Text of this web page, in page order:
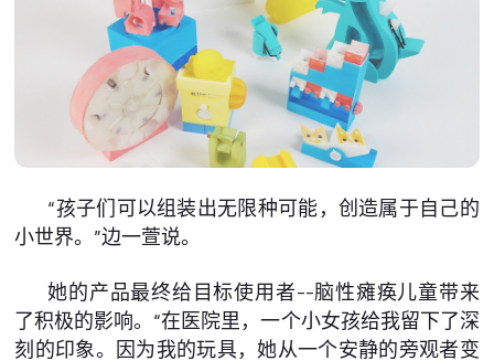
“孩子们可以组装出无限种可能，创造属于自己的
小世界。”边一萱说。
她的产品最终给目标使用者--脑性瘫痪儿童带来
了积极的影响。“在医院里，一个小女孩给我留下了深
刻的印象。因为我的玩具，她从一个安静的旁观者变